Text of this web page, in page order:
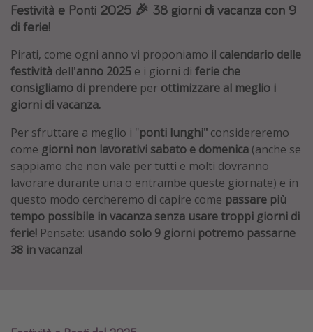
Egitto
Tunisia
Malta
Canarie
Capo Verde
Tipo di vacanza
Vacanze last minute
Vacanze all inclusive
Vacanze estate 2026
Vacanze di Pasqua 2026
Last minute capodanno
Festività e Ponti 2025 🎉 38 giorni di vacanza con 9
di ferie!
Pirati, come ogni anno vi proponiamo il calendario delle
festività dell'anno 2025 e i giorni di ferie che
consigliamo di prendere per ottimizzare al meglio i
giorni di vacanza.
Per sfruttare a meglio i "ponti lunghi" considereremo
come giorni non lavorativi sabato e domenica (anche se
sappiamo che non vale per tutti e molti dovranno
lavorare durante una o entrambe queste giornate) e in
questo modo cercheremo di capire come passare più
tempo possibile in vacanza senza usare troppi giorni di
ferie! Pensate: usando solo 9 giorni potremo passarne
38 in vacanza!